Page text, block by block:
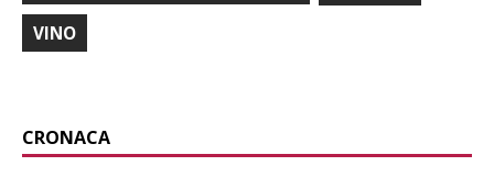
VINO
CRONACA